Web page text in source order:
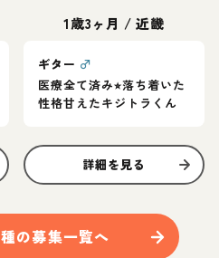
1歳3ヶ月 /近畿
ギター ♂
医療全て済み⭐︎落ち着いた
性格甘えたキジトラくん
詳細を見る
種の募集一覧へ